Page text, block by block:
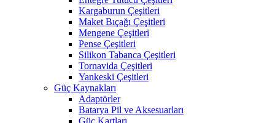
Kargaburun Çeşitleri
Maket Bıçağı Çeşitleri
Mengene Çeşitleri
Pense Çeşitleri
Silikon Tabanca Çeşitleri
Tornavida Çeşitleri
Yankeski Çeşitleri
Güç Kaynakları
Adaptörler
Batarya Pil ve Aksesuarları
Güç Kartları